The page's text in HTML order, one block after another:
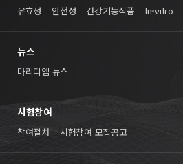
유효성 안전성 건강기능식품 In-vitro
뉴스
마리디엠 뉴스
시험참여
참여절차 시험참여 모집공고